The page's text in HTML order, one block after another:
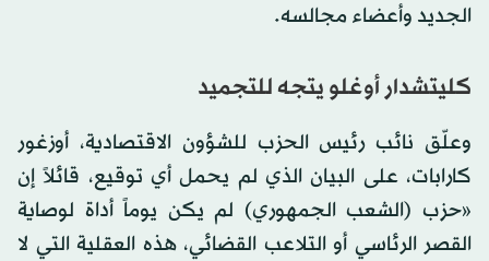
الجديد وأعضاء مجالسه.
كليتشدار أوغلو يتجه للتجميد
وعلّق نائب رئيس الحزب للشؤون الاقتصادية، أوزغور
كارابات، على البيان الذي لم يحمل أي توقيع، قائلاً إن
«حزب (الشعب الجمهوري) لم يكن يوماً أداة لوصاية
القصر الرئاسي أو التلاعب القضائي، هذه العقلية التي لا